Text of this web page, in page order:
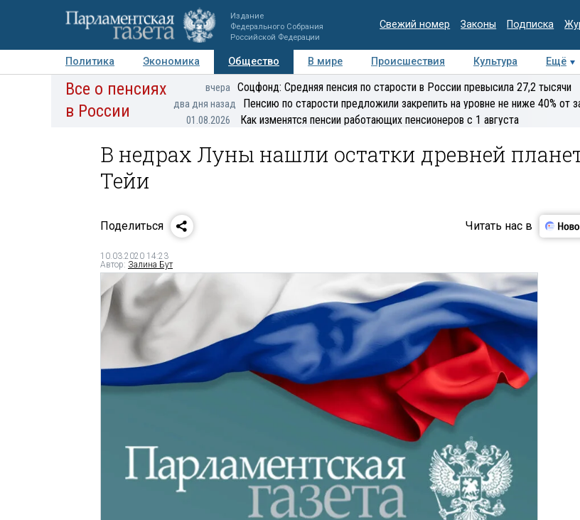
Издание
Федерального Собрания
Российской Федерации
Свежий номер Законы Подписка
Политика Экономика Общество В мире Происшествия Культура Ещё
Авторы Персоны Мнения Регионы Медиацентр Интервью Колумнисты
Все о пенсиях
в России
вчера Соцфонд: Средняя пенсия по старости в России превысила 27,2 тысячи
два дня назад Пенсию по старости предложили закрепить на уровне не ниже 40% от
01.08.2026 Как изменятся пенсии работающих пенсионеров с 1 августа
В недрах Луны нашли остатки древней
Тейи
Поделиться Читать нас в
10.03.2020 14:23
Автор: Залина Бут